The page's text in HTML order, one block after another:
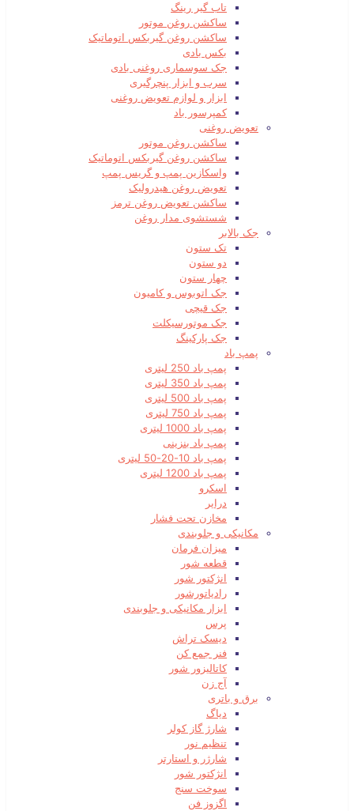
تاب گیر رینگ
ساکشن روغن موتور
ساکشن روغن گیربکس اتوماتیک
بکس بادی
جک سوسماری روغنی بادی
سرب و ابزار پنچرگیری
ابزار و لوازم تعویض روغنی
کمپرسور باد
تعویض روغنی
ساکشن روغن موتور
ساکشن روغن گیربکس اتوماتیک
واسکازین پمپ و گریس پمپ
تعویض روغن هیدرولیک
ساکشن تعویض روغن ترمز
شستشوی مدار روغن
جک بالابر
تک ستون
دو ستون
چهار ستون
جک اتوبوس و کامیون
جک قیچی
جک موتورسیکلت
جک پارکینگ
پمپ باد
پمپ باد 250 لیتری
پمپ باد 350 لیتری
پمپ باد 500 لیتری
پمپ باد 750 لیتری
پمپ باد 1000 لیتری
پمپ باد بنزینی
پمپ باد 10-20-50 لیتری
پمپ باد 1200 لیتری
اسکرو
درایر
مخازن تحت فشار
مکانیکی و جلوبندی
میزان فرمان
قطعه شور
انژکتور شور
رادیاتورشور
ابزار مکانیکی و جلوبندی
پرس
دیسک تراش
فنر جمع کن
کاتالیزور شور
آج زن
برق و باتری
دیاگ
شارژ گاز کولر
تنظیم نور
شارژر و استارتر
انژکتور شور
سوخت سنج
اگزوز فن